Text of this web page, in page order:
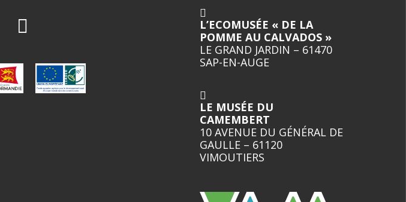
L’ECOMUSÉE « DE LA
POMME AU CALVADOS »
LE GRAND JARDIN – 61470
SAP-EN-AUGE
LE MUSÉE DU
CAMEMBERT
10 AVENUE DU GÉNÉRAL DE
GAULLE – 61120
VIMOUTIERS